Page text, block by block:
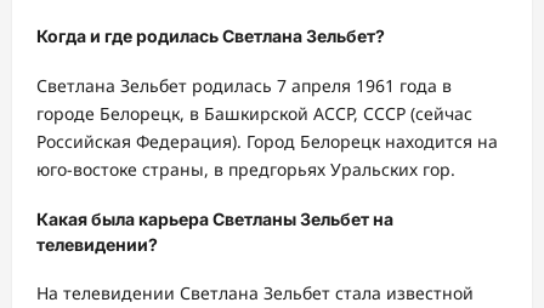
Когда и где родилась Светлана Зельбет?
Светлана Зельбет родилась 7 апреля 1961 года в
городе Белорецк, в Башкирской АССР, СССР (сейчас
Российская Федерация). Город Белорецк находится на
юго-востоке страны, в предгорьях Уральских гор.
Какая была карьера Светланы Зельбет на
телевидении?
На телевидении Светлана Зельбет стала известной